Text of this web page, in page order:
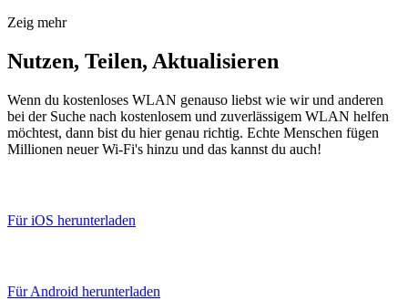
Zeig mehr
Nutzen, Teilen, Aktualisieren
Wenn du kostenloses WLAN genauso liebst wie wir und anderen
bei der Suche nach kostenlosem und zuverlässigem WLAN helfen
möchtest, dann bist du hier genau richtig. Echte Menschen fügen
Millionen neuer Wi-Fi's hinzu und das kannst du auch!
Für iOS herunterladen
Für Android herunterladen